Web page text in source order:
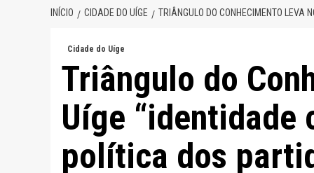
INÍCIO CIDADE DO UÍGE TRIÂNGULO DO CONHECIMENTO LEVA
Cidade do Uíge
Triângulo do
Uíge “identidade
política dos